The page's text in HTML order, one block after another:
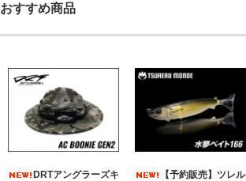
おすすめ商品
DRTアングラーズキ
【予約販売】ツレル